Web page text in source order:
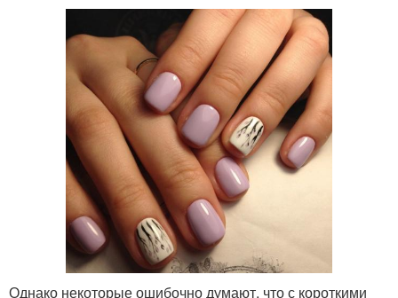
Однако некоторые ошибочно думают, что с короткими